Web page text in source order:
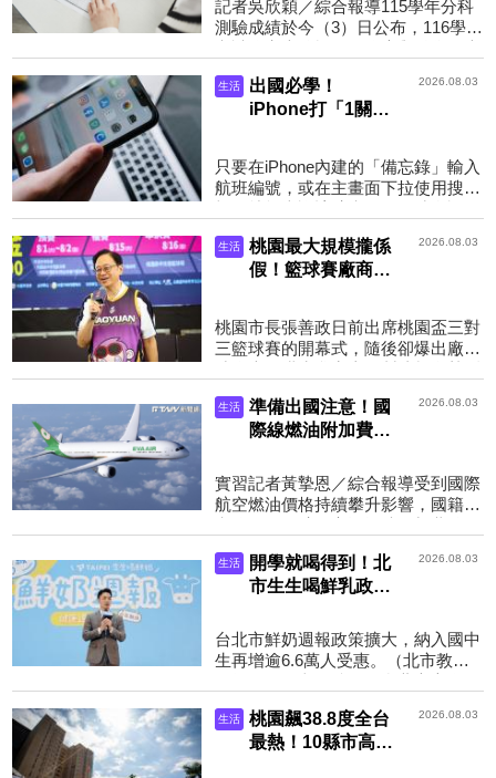
重取消資格
記者吳欣穎／綜合報導115學年分科
測驗成績於今（3）日公布，116學年
舉辦2次考試，考試日期...
生活
出國必學！
iPhone打「1關鍵
人讚爆：超實用
2026.08.03
只要在iPhone內建的「備忘錄」輸入
航班編號，或在主畫面下拉使用搜尋
國旅遊時常需要下載...
生活
桃園最大規模攏係
假！籃球賽廠商認
歷史：到底怎麼得
標？
2026.08.03
桃園市長張善政日前出席桃園盃三對
三籃球賽的開幕式，隨後卻爆出廠商
刊桃園市政府主辦的...
生活
準備出國注意！國
際線燃油附加費9
長程都變貴
2026.08.03
實習記者黃摯恩／綜合報導受到國際
航空燃油價格持續攀升影響，國籍航
本月9日起，國際線短...
生活
開學就喝得到！北
市生生喝鮮乳政策
生」領取方法一次
看
2026.08.03
台北市鮮奶週報政策擴大，納入國中
生再增逾6.6萬人受惠。（北市教育
自8月31日開始，補助對象...
生活
桃園飆38.8度全台
最熱！10縣市高溫
2026.08.03